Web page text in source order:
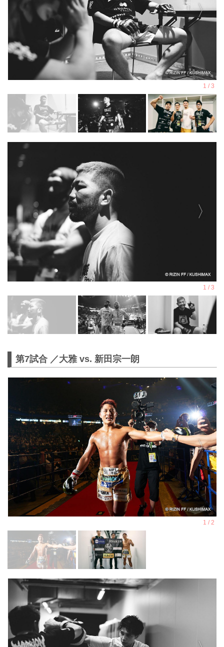
第7試合 ／大雅 vs. 新田宗一朗